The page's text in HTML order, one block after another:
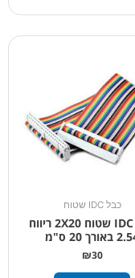
כבל IDC שטוח
כבל IDC שטוח 2X20 ריווח
20 ס"מ
₪30